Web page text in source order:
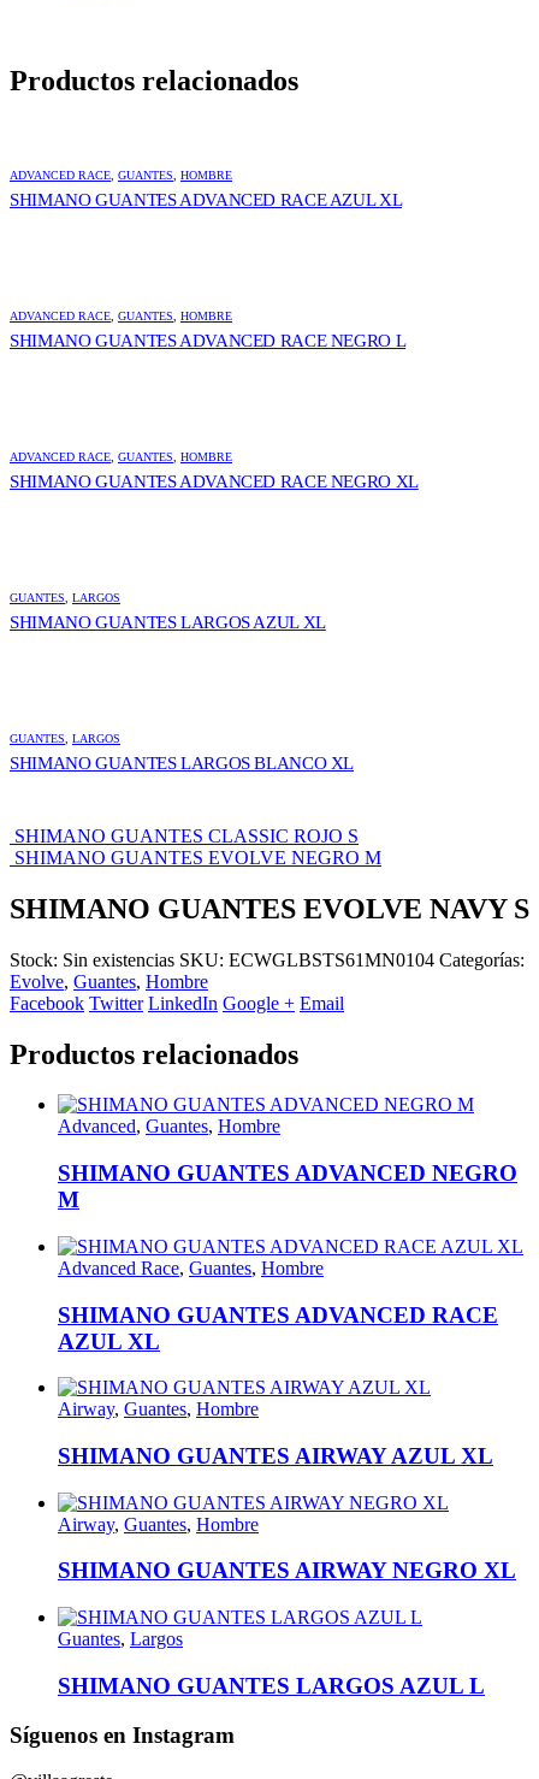
Productos relacionados
ADVANCED RACE GUANTES HOMBRE
SHIMANO GUANTES ADVANCED RACE AZUL XL
ADVANCED RACE GUANTES HOMBRE
SHIMANO GUANTES ADVANCED RACE NEGRO L
ADVANCED RACE GUANTES HOMBRE
SHIMANO GUANTES ADVANCED RACE NEGRO XL
GUANTES LARGOS
SHIMANO GUANTES LARGOS AZUL XL
GUANTES LARGOS
SHIMANO GUANTES LARGOS BLANCO XL
SHIMANO GUANTES CLASSIC ROJO S
SHIMANO GUANTES EVOLVE NEGRO M
SHIMANO GUANTES EVOLVE NAVY S
Stock: Sin existencias SKU: ECWGLBSTS61MN0104 Categorías:
Evolve, Guantes, Hombre
Facebook Twitter LinkedIn Google + Email
Productos relacionados
Advanced, Guantes, Hombre
SHIMANO GUANTES ADVANCED NEGRO
M
Advanced Race, Guantes, Hombre
SHIMANO GUANTES ADVANCED RACE
AZUL XL
Airway, Guantes, Hombre
SHIMANO GUANTES AIRWAY AZUL XL
Airway, Guantes, Hombre
SHIMANO GUANTES AIRWAY NEGRO XL
Guantes, Largos
SHIMANO GUANTES LARGOS AZUL L
Síguenos en Instagram